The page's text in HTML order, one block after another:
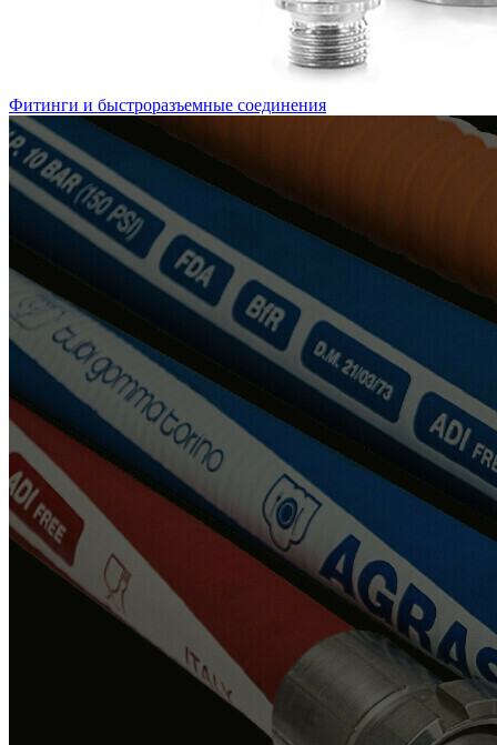
Фитинги и быстроразъемные соединения